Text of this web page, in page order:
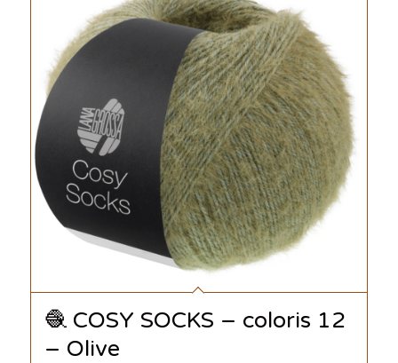
🧶 COSY SOCKS – coloris 12
– Olive